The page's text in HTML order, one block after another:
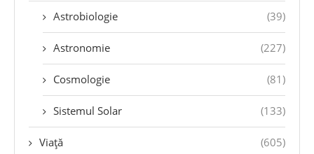
Astrobiologie (39)
Astronomie (227)
Cosmologie (81)
Sistemul Solar (133)
Viață (605)